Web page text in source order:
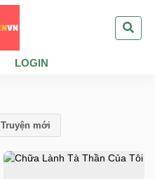
LOGIN
Truyện mới